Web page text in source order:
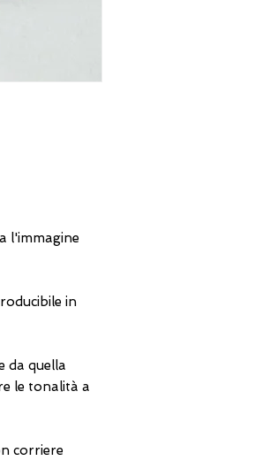
l'immagine
in
da quella
le tonalità a
corriere